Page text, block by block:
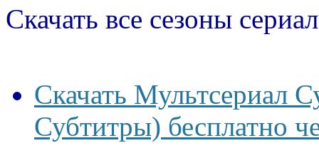
Скачать все сезоны
Скачать Мультсериал
Субтитры) бесплатно